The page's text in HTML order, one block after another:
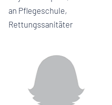
an Pflegeschule,
Rettungssanitäter